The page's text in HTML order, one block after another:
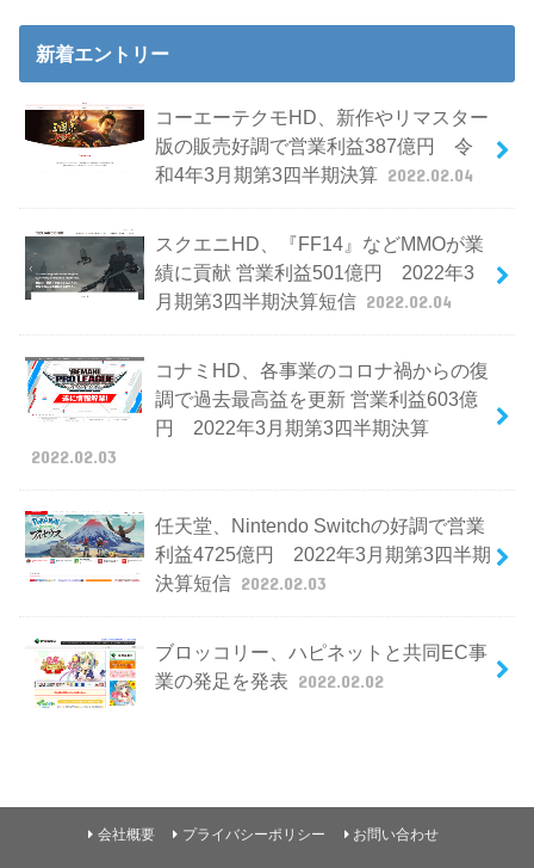
新着エントリー
コーエーテクモHD、新作やリマスター
版の販売好調で営業利益387億円 令
和4年3月期第3四半期決算 2022.02.04
スクエニHD、『FF14』などMMOが業
績に貢献 営業利益501億円 2022年3
月期第3四半期決算短信 2022.02.04
コナミHD、各事業のコロナ禍からの復
調で過去最高益を更新 営業利益603億
円 2022年3月期第3四半期決算
2022.02.03
任天堂、Nintendo Switchの好調で営業
利益4725億円 2022年3月期第3四半期
決算短信 2022.02.03
ブロッコリー、ハピネットと共同EC事
業の発足を発表 2022.02.02
会社概要 プライバシーポリシー お問い合わせ